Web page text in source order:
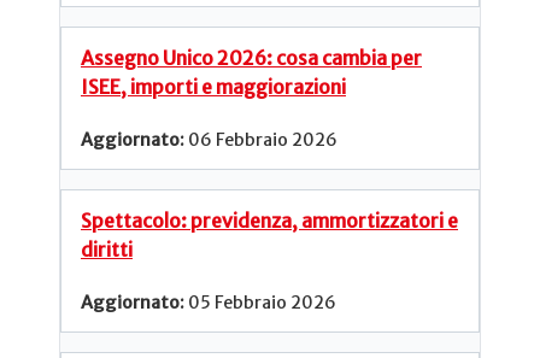
Assegno Unico 2026: cosa cambia per
ISEE, importi e maggiorazioni
06 Febbraio 2026
Spettacolo: previdenza, ammortizzatori e
diritti
05 Febbraio 2026